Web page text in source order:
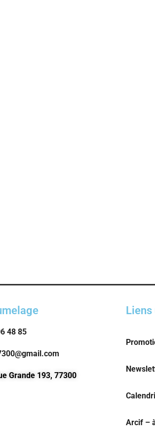
48 85
Grande 193, 77300
Arcif –